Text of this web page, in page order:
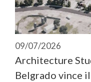
09/07/2026
Architecture
Belgrado vince